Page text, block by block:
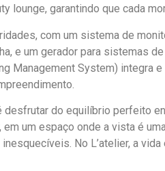
lounge, garantindo que cada
com um sistema de
e um gerador para sistemas
Management System) integra
desfrutar do equilíbrio perfeito
um espaço onde a vista é
No L’atelier, a